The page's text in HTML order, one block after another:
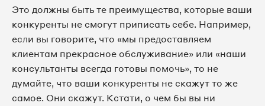
Это должны быть те преимущества, которые ваши
конкуренты не смогут приписать себе. Например,
если вы говорите, что «мы предоставляем
клиентам прекрасное обслуживание» или «наши
консультанты всегда готовы помочь», то не
думайте, что ваши конкуренты не скажут то же
самое. Они скажут. Кстати, о чем бы вы ни